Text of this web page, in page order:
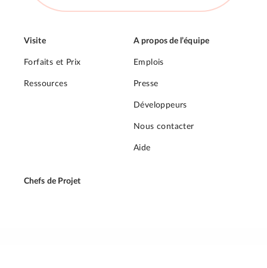
Visite
Forfaits et Prix
Ressources
A propos de l’équipe
Emplois
Presse
Développeurs
Nous contacter
Aide
Chefs de Projet